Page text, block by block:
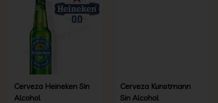
Cerveza Heineken Sin
Alcohol
Cerveza Kunstmann
Sin Alcohol